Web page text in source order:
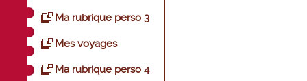
Ma rubrique perso 3
Mes voyages
Ma rubrique perso 4